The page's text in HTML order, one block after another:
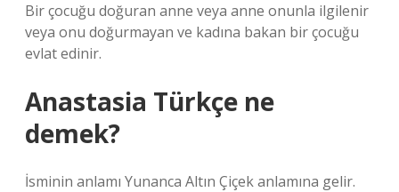
Bir çocuğu doğuran anne veya anne onunla ilgilenir
veya onu doğurmayan ve kadına bakan bir çocuğu
evlat edinir.
Anastasia Türkçe ne
demek?
İsminin anlamı Yunanca Altın Çiçek anlamına gelir.